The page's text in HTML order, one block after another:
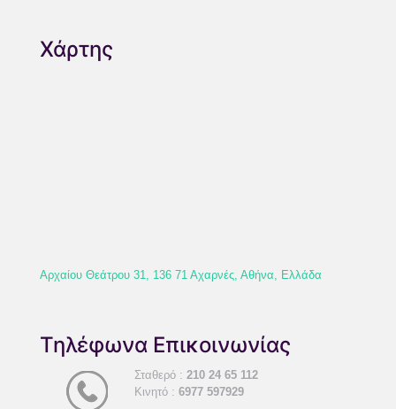
Χάρτης
Αρχαίου Θεάτρου 31, 136 71 Αχαρνές, Αθήνα, Ελλάδα
Τηλέφωνα Επικοινωνίας
Σταθερό : 210 24 65 112
Κινητό : 6977 597929